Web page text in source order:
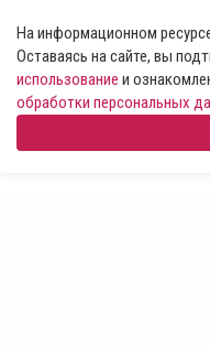
На информационном
Оставаясь на сайте, вы
использование и
обработки персональных